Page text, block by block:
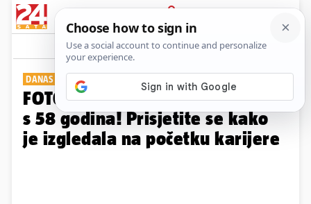
PRIJAVA
Galerija Komentari
DANAS SLAVI ROĐENDAN
FOTO Halle Berry je prekrasna i
s 58 godina! Prisjetite se kako
je izgledala na početku karijere